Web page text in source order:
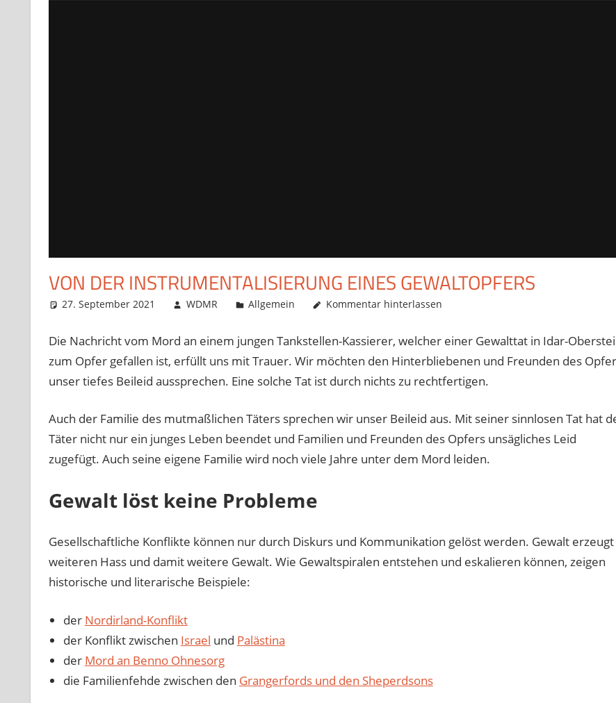
VON DER INSTRUMENTALISIERUNG EINES GEWALTOPFERS
27. September 2021 WDMR Allgemein Kommentar hinterlassen
Die Nachricht vom Mord an einem jungen Tankstellen-Kassierer, welcher einer Gewalttat in Idar-
zum Opfer gefallen ist, erfüllt uns mit Trauer. Wir möchten den Hinterbliebenen und Freunden des
unser tiefes Beileid aussprechen. Eine solche Tat ist durch nichts zu rechtfertigen.
Auch der Familie des mutmaßlichen Täters sprechen wir unser Beileid aus. Mit seiner sinnlosen Tat hat
Täter nicht nur ein junges Leben beendet und Familien und Freunden des Opfers unsägliches Leid
zugefügt. Auch seine eigene Familie wird noch viele Jahre unter dem Mord leiden.
Gewalt löst keine Probleme
Gesellschaftliche Konflikte können nur durch Diskurs und Kommunikation gelöst werden. Gewalt erzeugt
weiteren Hass und damit weitere Gewalt. Wie Gewaltspiralen entstehen und eskalieren können, zeigen
historische und literarische Beispiele:
der Nordirland-Konflikt
der Konflikt zwischen Israel und Palästina
der Mord an Benno Ohnesorg
die Familienfehde zwischen den Grangerfords und den Sheperdsons